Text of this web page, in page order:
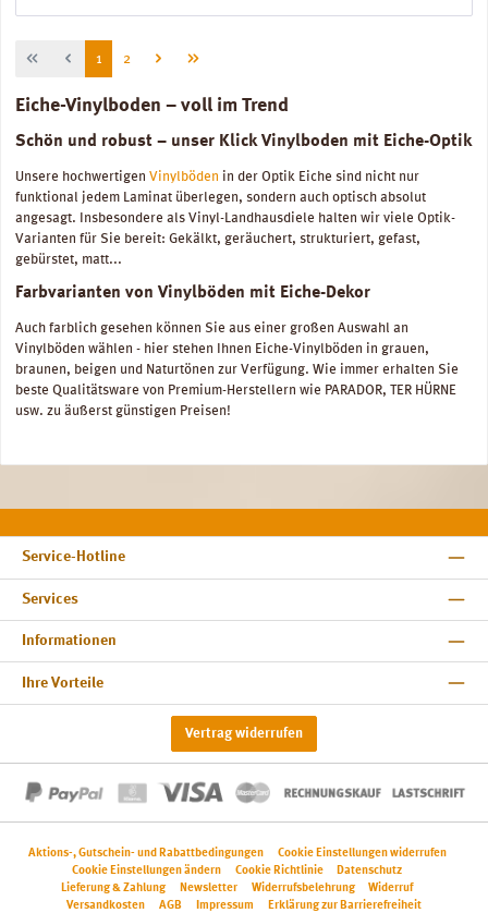
Seite
1 Seite
2
Eiche-Vinylboden – voll im Trend
Schön und robust – unser Klick Vinylboden mit Eiche-Optik
Unsere hochwertigen Vinylböden in der Optik Eiche sind nicht nur
funktional jedem Laminat überlegen, sondern auch optisch absolut
angesagt. Insbesondere als Vinyl-Landhausdiele halten wir viele Optik-
Varianten für Sie bereit: Gekälkt, geräuchert, strukturiert, gefast,
gebürstet, matt...
Farbvarianten von Vinylböden mit Eiche-Dekor
Auch farblich gesehen können Sie aus einer großen Auswahl an
Vinylböden wählen - hier stehen Ihnen Eiche-Vinylböden in grauen,
braunen, beigen und Naturtönen zur Verfügung. Wie immer erhalten Sie
beste Qualitätsware von Premium-Herstellern wie PARADOR, TER HÜRNE
usw. zu äußerst günstigen Preisen!
Service-Hotline
Services
Informationen
Ihre Vorteile
Vertrag widerrufen
Aktions-, Gutschein- und Rabattbedingungen
Cookie Einstellungen widerrufen
Cookie Einstellungen ändern
Cookie Richtlinie
Datenschutz
Lieferung & Zahlung
Newsletter Widerrufsbelehrung
Widerruf
Versandkosten
AGB Impressum Erklärung zur Barrierefreiheit